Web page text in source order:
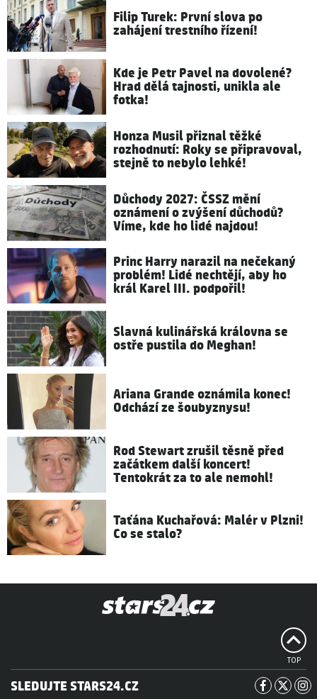
Filip Turek: První slova po
zahájení trestního řízení!
Kde je Petr Pavel na dovolené?
Hrad dělá tajnosti, unikla ale
fotka!
Honza Musil přiznal těžké
rozhodnutí: Roky se připravoval,
stejně to nebylo lehké!
Důchody 2027: ČSSZ mění
oznámení o zvýšení důchodů?
Víme, kde ho lidé najdou!
Princ Harry narazil na nečekaný
problém! Lidé nechtějí, aby ho
král Karel III. podpořil!
Slavná kulinářská královna se
ostře pustila do Meghan!
Ariana Grande oznámila konec!
Odchází ze šoubyznysu!
Rod Stewart zrušil těsně před
začátkem další koncert!
Tentokrát za to ale nemohl!
Taťána Kuchařová: Malér v Plzni!
Co se stalo?
TOP
SLEDUJTE STARS24.CZ